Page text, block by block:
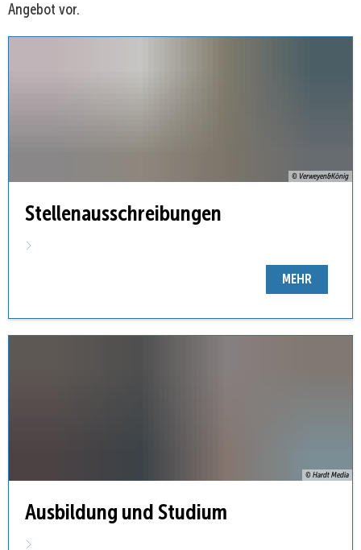
Angebot vor.
© Verweyen&König
Stellenausschreibungen
MEHR
© Hardt Media
Ausbildung und Studium